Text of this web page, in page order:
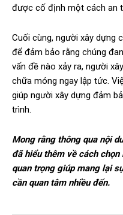
được cố định một cách an
Cuối cùng, người xây dựng
để đảm bảo rằng chúng
vấn đề nào xảy ra, người
chữa móng ngay lập tức.
giúp người xây dựng đảm
trình.
Mong rằng thông qua nội
đã hiểu thêm về cách
quan trọng giúp mang lại
cần quan tâm nhiều đến.